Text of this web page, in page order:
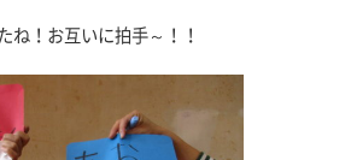
ね！お互いに拍手～！！